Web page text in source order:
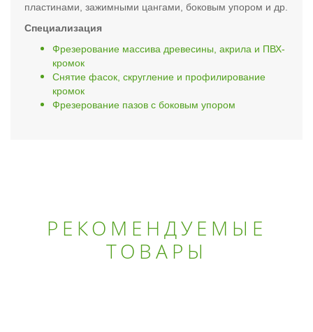
пластинами, зажимными цангами, боковым упором и др.
Специализация
Фрезерование массива древесины, акрила и ПВХ-
кромок
Снятие фасок, скругление и профилирование
кромок
Фрезерование пазов с боковым упором
РЕКОМЕНДУЕМЫЕ
ТОВАРЫ